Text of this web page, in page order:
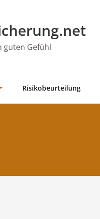
guten Gefühl
Risikobeurteilung